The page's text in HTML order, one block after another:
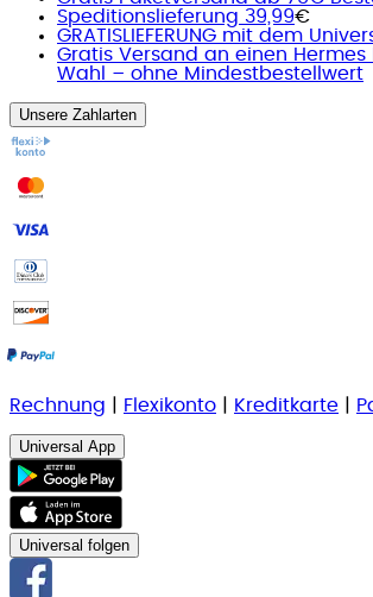
Speditionslieferung 39,99€
GRATISLIEFERUNG mit dem
Gratis Versand an einen Hermes
Wahl – ohne Mindestbestellwert
Unsere Zahlarten
Rechnung Flexikonto Kreditkarte
Universal App
Universal folgen